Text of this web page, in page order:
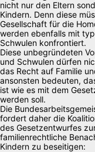
nicht nur den Eltern
Kindern. Denn diese
Gesellschaft für die
werden ebenfalls mit
Schwulen konfrontiert.
Diese unbegründeten
und Schwulen dürfen
das Recht auf Familie
ansonsten bedeuten,
ist wie es mit dem
werden soll.
Die
fordert daher die
des Gesetzentwurfes
familienrechtliche
Kindern zu beseitigen: